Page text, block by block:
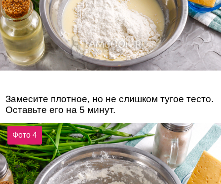
Замесите плотное, но не слишком тугое тесто.
Оставьте его на 5 минут.
Фото 4